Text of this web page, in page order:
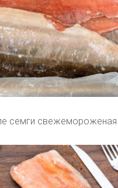
семги свежемороженая